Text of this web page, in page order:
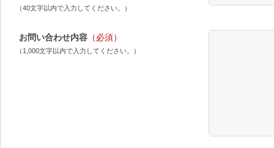
（40文字以内で入力してください。）
お問い合わせ内容 （必須）
（1,000文字以内で入力してください。）